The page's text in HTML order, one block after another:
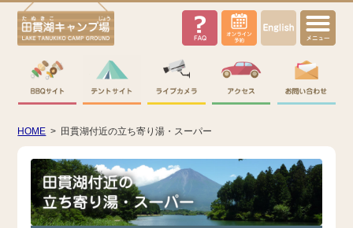
English
HOME > 田貫湖付近の立ち寄り湯・スーパー